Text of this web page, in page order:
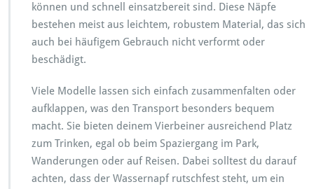
können und schnell einsatzbereit sind. Diese Näpfe
bestehen meist aus leichtem, robustem Material, das sich
auch bei häufigem Gebrauch nicht verformt oder
beschädigt.
Viele Modelle lassen sich einfach zusammenfalten oder
aufklappen, was den Transport besonders bequem
macht. Sie bieten deinem Vierbeiner ausreichend Platz
zum Trinken, egal ob beim Spaziergang im Park,
Wanderungen oder auf Reisen. Dabei solltest du darauf
achten, dass der Wassernapf rutschfest steht, um ein